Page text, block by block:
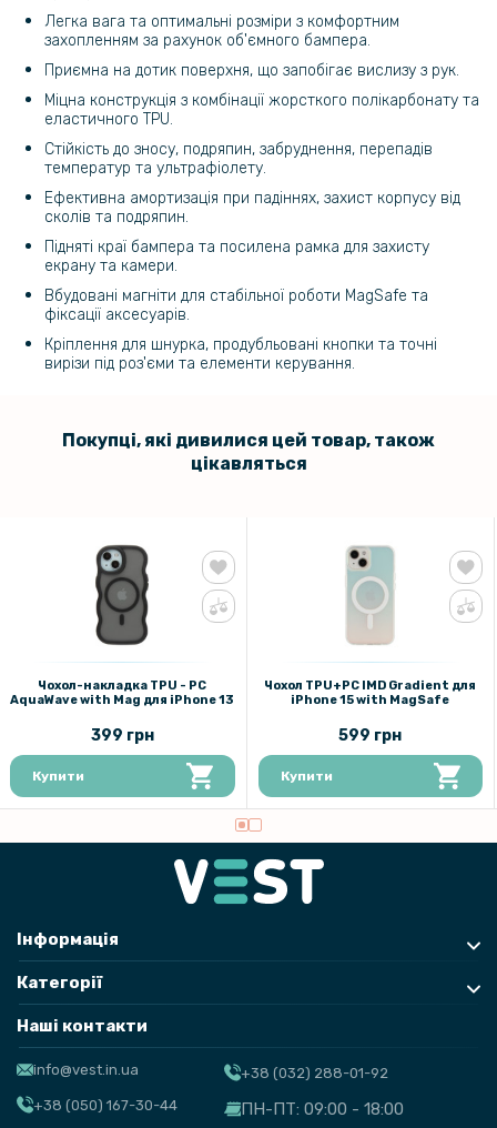
Легка вага та оптимальні розміри з комфортним
захопленням за рахунок об'ємного бампера.
Приємна на дотик поверхня, що запобігає вислизу з рук.
Міцна конструкція з комбінації жорсткого полікарбонату та
еластичного TPU.
Стійкість до зносу, подряпин, забруднення, перепадів
температур та ультрафіолету.
Ефективна амортизація при падіннях, захист корпусу від
сколів та подряпин.
Підняті краї бампера та посилена рамка для захисту
екрану та камери.
Вбудовані магніти для стабільної роботи MagSafe та
фіксації аксесуарів.
Кріплення для шнурка, продубльовані кнопки та точні
вирізи під роз'єми та елементи керування.
Покупці, які дивилися цей товар, також
цікавляться
Чохол-накладка TPU - PC
AquaWave with Mag для iPhone 13
399 грн
Купити
Чохол TPU+PC IMD Gradient для
iPhone 15 with MagSafe
599 грн
Купити
Інформація
Категорії
Наші контакти
info@vest.in.ua
+38 (050) 167-30-44
+38 (032) 288-01-92
ПН-ПТ: 09:00 - 18:00